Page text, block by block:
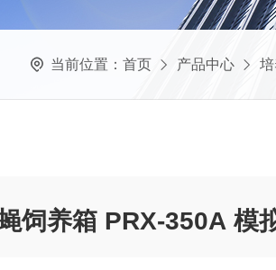
当前位置： 首页 产品中心
饲养箱 PRX-350A 模